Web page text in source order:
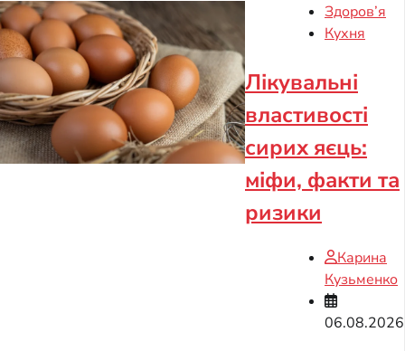
Здоров’я
Кухня
Лікувальні
властивості
сирих яєць:
міфи, факти та
ризики
Карина
Кузьменко
06.08.2026